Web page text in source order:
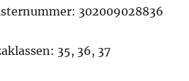
302009028836
35, 36, 37